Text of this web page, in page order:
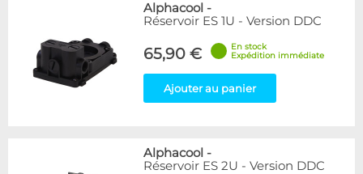
Alphacool -
Réservoir ES 1U - Version DDC
65,90 €
En stock
Expédition immédiate
Ajouter au panier
Alphacool -
Réservoir ES 2U - Version DDC